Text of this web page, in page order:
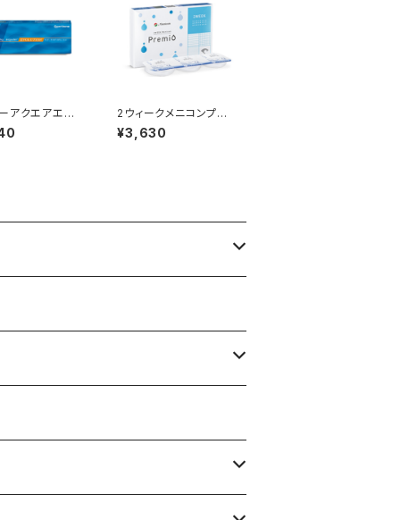
アクエアエボ
ョン
2ウィークメニコンプレ
ミオ
¥3,630